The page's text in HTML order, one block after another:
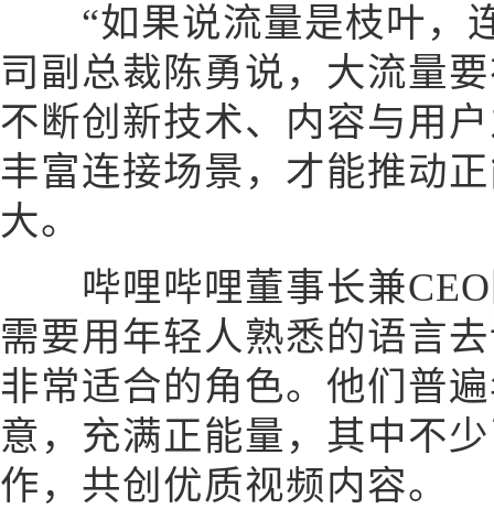
“如果说流量是枝叶，
司副总裁陈勇说，大流量
不断创新技术、内容与用
丰富连接场景，才能推动
大。
哔哩哔哩董事长兼CEO
需要用年轻人熟悉的语言
非常适合的角色。他们普
意，充满正能量，其中不
作，共创优质视频内容。